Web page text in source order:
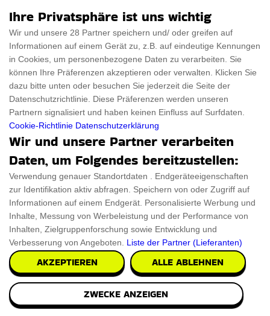
Ihre Privatsphäre ist uns wichtig
Wir und unsere 28 Partner speichern und/ oder greifen auf
Informationen auf einem Gerät zu, z.B. auf eindeutige Kennungen
in Cookies, um personenbezogene Daten zu verarbeiten. Sie
können Ihre Präferenzen akzeptieren oder verwalten. Klicken Sie
dazu bitte unten oder besuchen Sie jederzeit die Seite der
Datenschutzrichtlinie. Diese Präferenzen werden unseren
Partnern signalisiert und haben keinen Einfluss auf Surfdaten.
Cookie-Richtlinie Datenschutzerklärung
Wir und unsere Partner verarbeiten
Daten, um Folgendes bereitzustellen:
Verwendung genauer Standortdaten . Endgeräteeigenschaften
zur Identifikation aktiv abfragen. Speichern von oder Zugriff auf
Informationen auf einem Endgerät. Personalisierte Werbung und
Inhalte, Messung von Werbeleistung und der Performance von
Inhalten, Zielgruppenforschung sowie Entwicklung und
Verbesserung von Angeboten. Liste der Partner (Lieferanten)
AKZEPTIEREN ALLE ABLEHNEN
ZWECKE ANZEIGEN